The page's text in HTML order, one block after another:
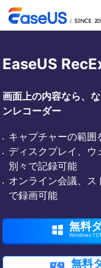
EaseUS
画面上の内容なら、
ンレコーダー
キャプチャーの範囲
ディスクプレイ、ウ
別々で記録可能
オンライン会議、ス
で録画可能
 無料
Windows 11/
無料